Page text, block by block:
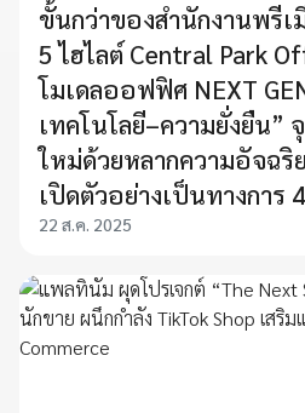
ขั้นกว่าของสำนักงานพรีเ
5 ไฮไลต์ Central Park
โมเดลออฟฟิศ NEXT
เทคโนโลยี–ความยั่งยืน”
ใหม่ด้วยหลากความอัจฉริ
เปิดตัวอย่างเป็นทางการ
22 ส.ค. 2025